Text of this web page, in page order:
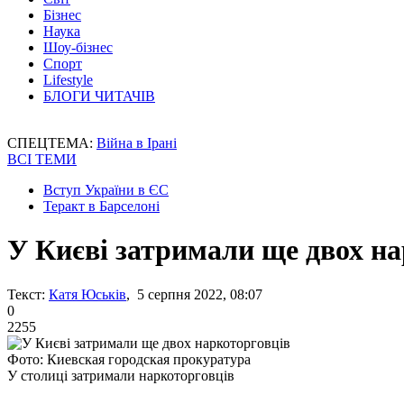
Бізнес
Наука
Шоу-бізнес
Спорт
Lifestyle
БЛОГИ ЧИТАЧІВ
СПЕЦТЕМА: Війна в Ірані
ВСІ ТЕМИ
Вступ України в ЄС
Теракт в Барселоні
У Києві затримали ще двох
Текст: Катя Юськів, 5 серпня 2022, 08:07
0
2255
Фото: Киевская городская прокуратура
У столиці затримали наркоторговців